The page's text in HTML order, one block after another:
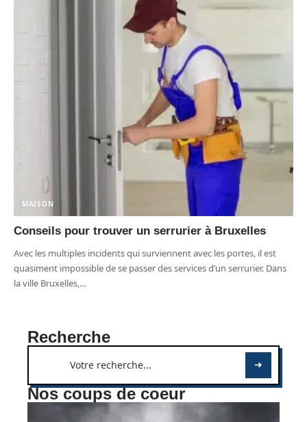
MAISON
Conseils pour trouver un serrurier à Bruxelles
Avec les multiples incidents qui surviennent avec les portes, il est
quasiment impossible de se passer des services d’un serrurier. Dans
la ville Bruxelles,…
Recherche
Nos coups de coeur